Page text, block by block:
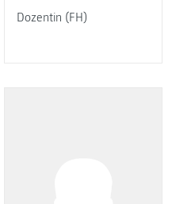
Dozentin (FH)